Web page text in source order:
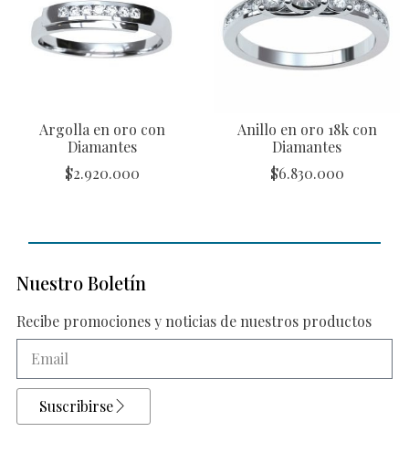
Argolla en oro con
Diamantes
$2.920.000
Anillo en oro 18k con
Diamantes
$6.830.000
Nuestro Boletín
Recibe promociones y noticias de nuestros productos
Suscribirse